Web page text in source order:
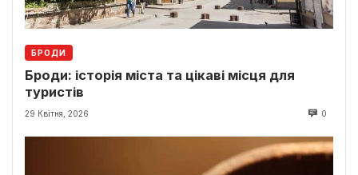
БРОДИ
Броди: історія міста та цікаві місця для
туристів
29 Квітня, 2026 0